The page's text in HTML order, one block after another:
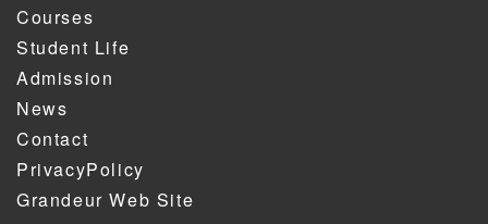
Courses
Student Life
Admission
News
Contact
PrivacyPolicy
Grandeur Web Site